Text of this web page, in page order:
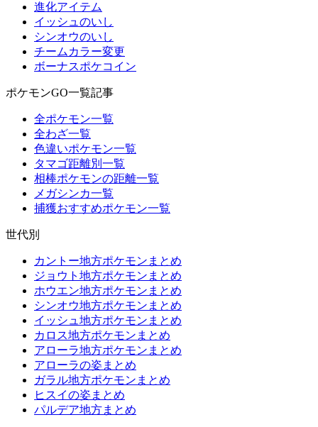
進化アイテム
イッシュのいし
シンオウのいし
チームカラー変更
ボーナスポケコイン
ポケモンGO一覧記事
全ポケモン一覧
全わざ一覧
色違いポケモン一覧
タマゴ距離別一覧
相棒ポケモンの距離一覧
メガシンカ一覧
捕獲おすすめポケモン一覧
世代別
カントー地方ポケモンまとめ
ジョウト地方ポケモンまとめ
ホウエン地方ポケモンまとめ
シンオウ地方ポケモンまとめ
イッシュ地方ポケモンまとめ
カロス地方ポケモンまとめ
アローラ地方ポケモンまとめ
アローラの姿まとめ
ガラル地方ポケモンまとめ
ヒスイの姿まとめ
パルデア地方まとめ